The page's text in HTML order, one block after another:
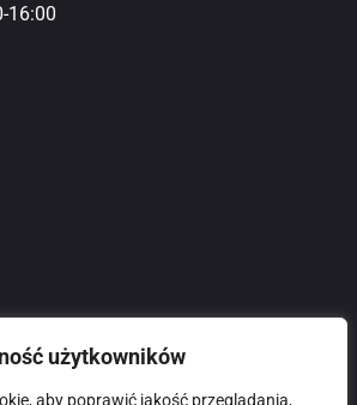
użytkowników
aby poprawić jakość przeglądania,
16:00